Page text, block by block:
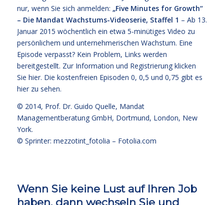
nur, wenn Sie sich anmelden: „Five Minutes for Growth“
– Die Mandat Wachstums-Videoserie, Staffel 1 – Ab 13.
Januar 2015 wöchentlich ein etwa 5-minütiges Video zu
persönlichem und unternehmerischen Wachstum. Eine
Episode verpasst? Kein Problem, Links werden
bereitgestellt. Zur Information und Registrierung klicken
Sie hier. Die kostenfreien Episoden 0, 0,5 und 0,75 gibt es
hier zu sehen.
© 2014, Prof. Dr. Guido Quelle, Mandat
Managementberatung GmbH, Dortmund, London, New
York.
© Sprinter: mezzotint_fotolia – Fotolia.com
Wenn Sie keine Lust auf Ihren Job
haben, dann wechseln Sie und